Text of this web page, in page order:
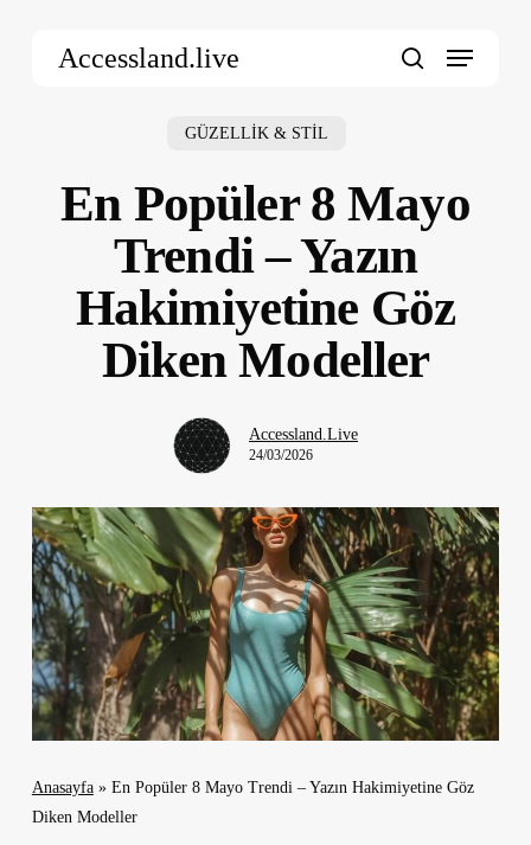
Accessland.live Menu
GÜZELLİK & STİL
En Popüler 8 Mayo
Trendi – Yazın
Hakimiyetine Göz
Diken Modeller
Accessland.Live
24/03/2026
Anasayfa» En Popüler 8 Mayo Trendi – Yazın Hakimiyetine Göz
Diken Modeller